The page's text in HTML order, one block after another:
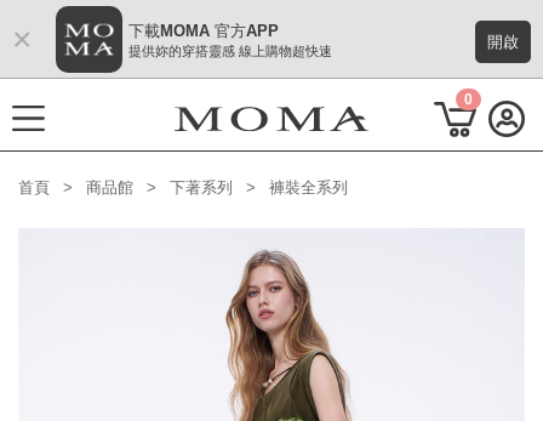
M Plus AW 形象 與時間共存
× 下載MOMA 官方APP
提供妳的穿搭靈感 線上購物超快速 開啟
0
首頁 商品館 下著系列 褲裝全系列